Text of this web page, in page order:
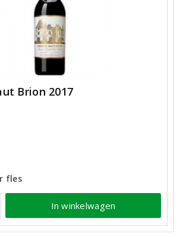
Brion 2017
fles
In winkelwagen